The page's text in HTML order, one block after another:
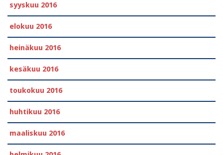
syyskuu 2016
elokuu 2016
heinäkuu 2016
kesäkuu 2016
toukokuu 2016
huhtikuu 2016
maaliskuu 2016